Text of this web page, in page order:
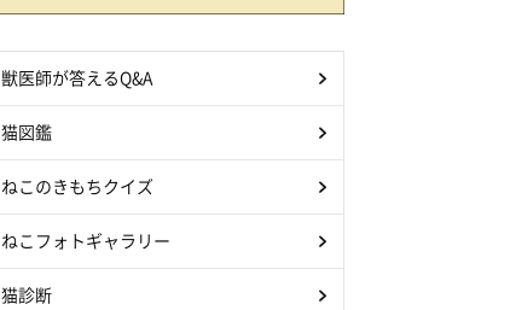
獣医師が答えるQ&A
猫図鑑
ねこのきもちクイズ
ねこフォトギャラリー
猫診断